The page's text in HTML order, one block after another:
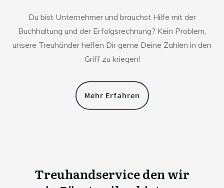
Du bist Unternehmer und brauchst Hilfe mit der
Buchhaltung und der Erfolgsrechnung? Kein Problem,
unsere Treuhänder helfen Dir gerne Deine Zahlen in den
Griff zu kriegen!
Mehr Erfahren
Treuhandservice den wir